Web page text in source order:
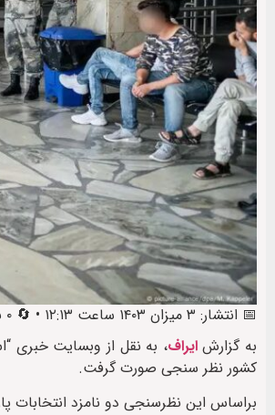
📅 انتشار: ۳ میزان ۱۴۰۳ ساعت ۱۲:۱۳ • 🔄 ۰ بروزرسانی • 🕒 آخرین: ۳ میزان ۱۴۰۳ ساعت ۱۳:۴۸
به گزارشایراف
کشور نظر سنجی صورت گرفت.
براساس این نظرسنجی دو نامزد انتخابات